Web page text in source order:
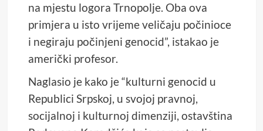
na mjestu logora Trnopolje. Oba ova
primjera u isto vrijeme veličaju počinioce
i negiraju počinjeni genocid”, istakao je
američki profesor.
Naglasio je kako je “kulturni genocid u
Republici Srpskoj, u svojoj pravnoj,
socijalnoj i kulturnoj dimenziji, ostavština